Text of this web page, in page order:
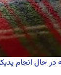
حال انجام